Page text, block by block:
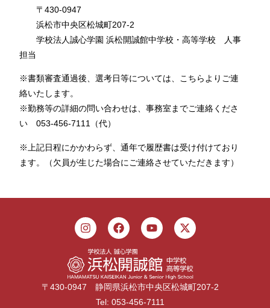
〒430-0947
浜松市中央区松城町207-2
学校法人誠心学園 浜松開誠館中学校・高等学校 人事
担当
※書類審査通過後、選考日等については、こちらよりご連
絡いたします。
※勤務等の詳細の問い合わせは、事務室までご連絡くださ
い 053-456-7111（代）
※上記日程にかかわらず、通年で履歴書は受け付けており
ます。（欠員が生じた場合にご連絡させていただきます）
〒430-0947 静岡県浜松市中央区松城町207-2
Tel: 053-456-7111